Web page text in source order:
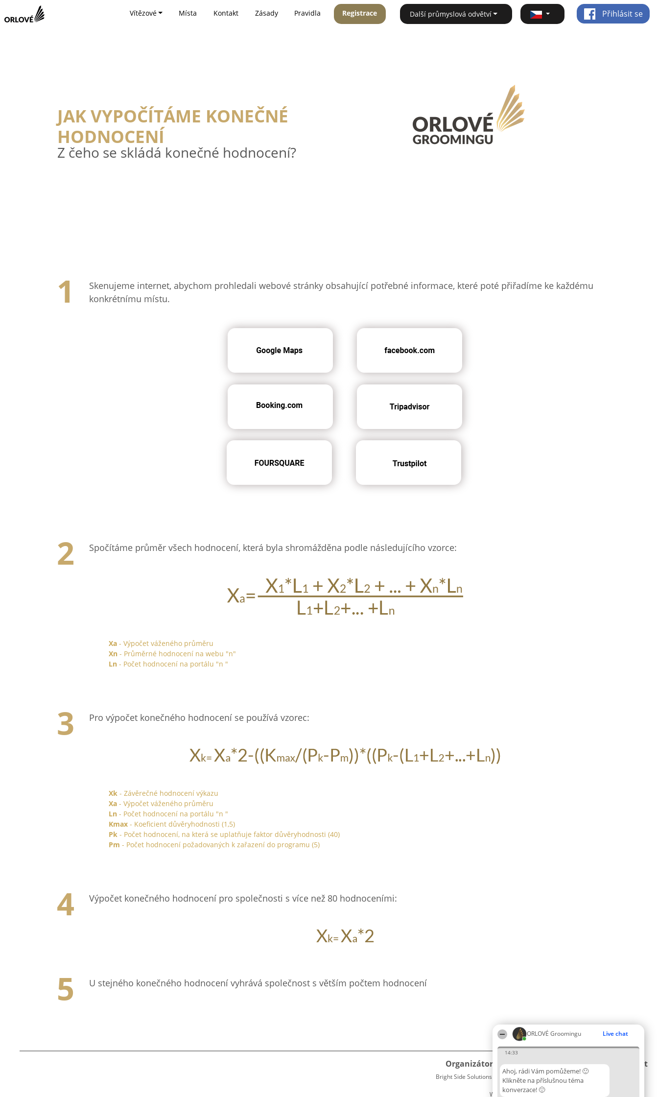
ORLOVÉ Groomingu Live chat
14:33
Ahoj, rádi Vám pomůžeme! 🙂
Klikněte na příslušnou téma
konverzace! 🙂
Vítězové Místa Kontakt Zásady Pravidla Registrace Další průmyslová odvětví Přihlásit se
JAK VYPOČÍTÁME KONEČNÉ
HODNOCENÍ
Z čeho se skládá konečné hodnocení?
Skenujeme internet, abychom prohledali webové stránky obsahující potřebné informace, které poté přiřadíme ke každému
konkrétnímu místu.
Spočítáme průměr všech hodnocení, která byla shromážděna podle následujícího vzorce:
Xa - Výpočet váženého průměru
Xn - Průměrné hodnocení na webu "n"
Ln - Počet hodnocení na portálu "n "
Pro výpočet konečného hodnocení se používá vzorec:
Xk - Závěrečné hodnocení výkazu
Xa - Výpočet váženého průměru
Ln - Počet hodnocení na portálu "n "
Kmax - Koeficient důvěryhodnosti (1,5)
Pk - Počet hodnocení, na která se uplatňuje faktor důvěryhodnosti (40)
Pm - Počet hodnocení požadovaných k zařazení do programu (5)
Výpočet konečného hodnocení pro společnosti s více než 80 hodnoceními:
U stejného konečného hodnocení vyhrává společnost s větším počtem hodnocení
Organizátor hlasování
Bright Side Solutions sp. z o. o. sp. k.
ul. Ruska 22
Wrocław 50-079
Plebiscyt
Vítězové
Seznam
Kontakt